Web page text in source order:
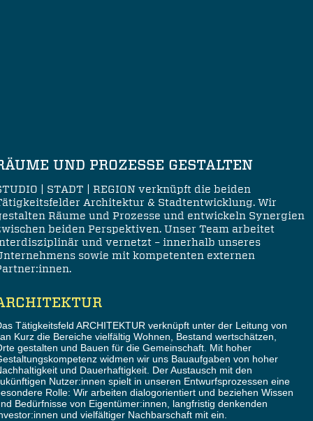
UND PROZESSE GESTALTEN
| STADT | REGION verknüpft die beiden
Architektur & Stadtentwicklung. Wir
Räume und Prozesse und entwickeln Synergien
beiden Perspektiven. Unser Team arbeitet
und vernetzt – innerhalb unseres
sowie mit kompetenten externen
Tätigkeitsfeld ARCHITEKTUR verknüpft unter der Leitung von
Kurz die Bereiche vielfältig Wohnen, Bestand wertschätzen,
gestalten und Bauen für die Gemeinschaft. Mit hoher
widmen wir uns Bauaufgaben von hoher
und Dauerhaftigkeit. Der Austausch mit den
Nutzer:innen spielt in unseren Entwurfsprozessen eine
Rolle: Wir arbeiten dialogorientiert und beziehen Wissen
Bedürfnisse von Eigentümer:innen, langfristig denkenden
und vielfältiger Nachbarschaft mit ein.